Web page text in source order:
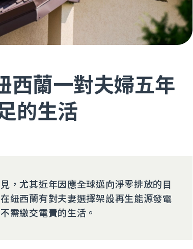
西蘭一對夫婦五年
的生活
，尤其近年因應全球邁向淨零排放的目
紐西蘭有對夫妻選擇架設再生能源發電
需繳交電費的生活。